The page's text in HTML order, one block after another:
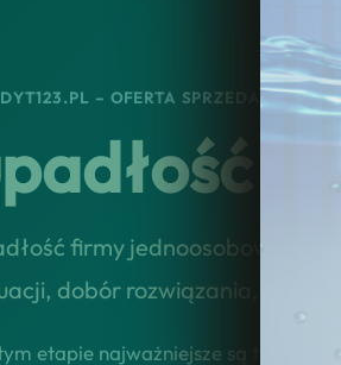
– OFERTA SPRZEDAŻOWA
firmy jednoosobowej a
dobór rozwiązania,
etapie najważniejsze są tempo,